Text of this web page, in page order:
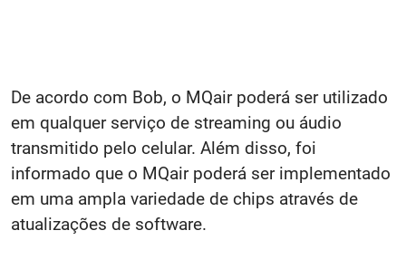
De acordo com Bob, o MQair poderá ser utilizado
em qualquer serviço de streaming ou áudio
transmitido pelo celular. Além disso, foi
informado que o MQair poderá ser implementado
em uma ampla variedade de chips através de
atualizações de software.